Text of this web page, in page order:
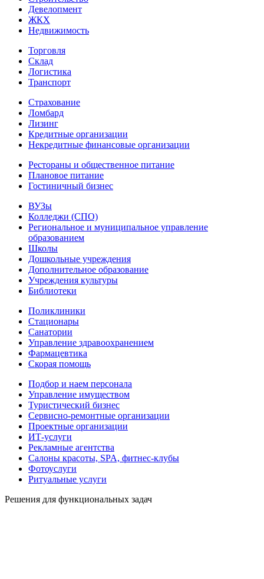
Девелопмент
ЖКХ
Недвижимость
Торговля
Склад
Логистика
Транспорт
Страхование
Ломбард
Лизинг
Кредитные организации
Некредитные финансовые организации
Рестораны и общественное питание
Плановое питание
Гостиничный бизнес
ВУЗы
Колледжи (СПО)
Региональное и муниципальное управление
образованием
Школы
Дошкольные учреждения
Дополнительное образование
Учреждения культуры
Библиотеки
Поликлиники
Стационары
Санатории
Управление здравоохранением
Фармацевтика
Скорая помощь
Подбор и наем персонала
Управление имуществом
Туристический бизнес
Сервисно-ремонтные организации
Проектные организации
ИТ-услуги
Рекламные агентства
Салоны красоты, SPA, фитнес-клубы
Фотоуслуги
Ритуальные услуги
Решения для функциональных задач